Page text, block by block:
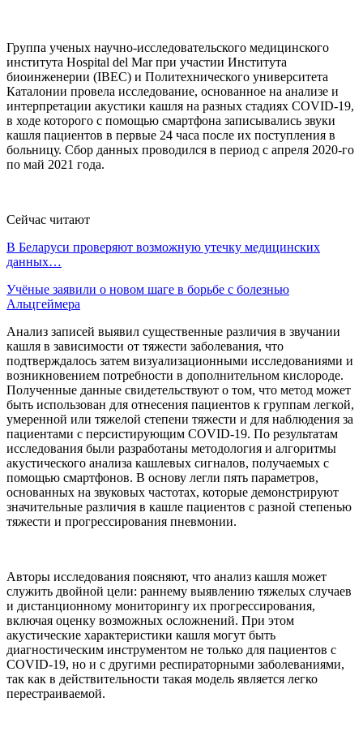
Группа ученых научно-исследовательского медицинского
института Hospital del Mar при участии Института
биоинженерии (IBEC) и Политехнического университета
Каталонии провела исследование, основанное на анализе и
интерпретации акустики кашля на разных стадиях COVID-19,
в ходе которого с помощью смартфона записывались звуки
кашля пациентов в первые 24 часа после их поступления в
больницу. Сбор данных проводился в период с апреля 2020-го
по май 2021 года.
Сейчас читают
В Беларуси проверяют возможную утечку медицинских
данных…
Учёные заявили о новом шаге в борьбе с болезнью
Альцгеймера
Анализ записей выявил существенные различия в звучании
кашля в зависимости от тяжести заболевания, что
подтверждалось затем визуализационными исследованиями и
возникновением потребности в дополнительном кислороде.
Полученные данные свидетельствуют о том, что метод может
быть использован для отнесения пациентов к группам легкой,
умеренной или тяжелой степени тяжести и для наблюдения за
пациентами с персистирующим COVID-19. По результатам
исследования были разработаны методология и алгоритмы
акустического анализа кашлевых сигналов, получаемых с
помощью смартфонов. В основу легли пять параметров,
основанных на звуковых частотах, которые демонстрируют
значительные различия в кашле пациентов с разной степенью
тяжести и прогрессирования пневмонии.
Авторы исследования поясняют, что анализ кашля может
служить двойной цели: раннему выявлению тяжелых случаев
и дистанционному мониторингу их прогрессирования,
включая оценку возможных осложнений. При этом
акустические характеристики кашля могут быть
диагностическим инструментом не только для пациентов с
COVID-19, но и с другими респираторными заболеваниями,
так как в действительности такая модель является легко
перестраиваемой.